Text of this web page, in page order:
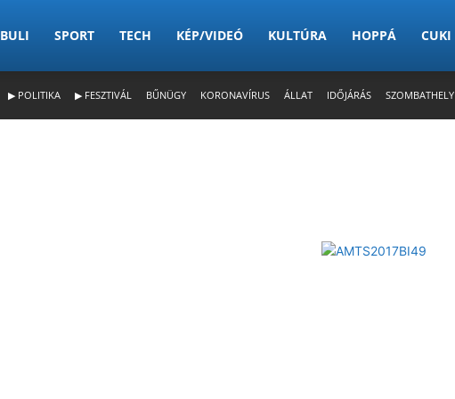
BULI SPORT TECH KÉP/VIDEÓ KULTÚRA HOPPÁ CUKI
▶ POLITIKA ▶ FESZTIVÁL BŰNÜGY KORONAVÍRUS ÁLLAT IDŐJÁRÁS SZOMBATHELY